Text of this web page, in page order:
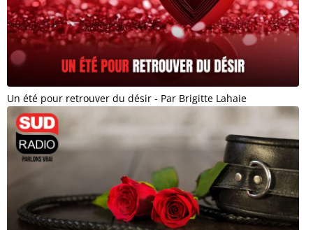
Un été pour retrouver du désir - Par Brigitte Lahaie